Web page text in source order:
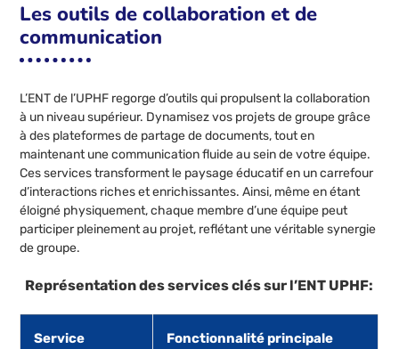
Les outils de collaboration et de
communication
L’ENT de l’UPHF regorge d’outils qui propulsent la collaboration
à un niveau supérieur. Dynamisez vos projets de groupe grâce
à des plateformes de partage de documents, tout en
maintenant une communication fluide au sein de votre équipe.
Ces services transforment le paysage éducatif en un carrefour
d’interactions riches et enrichissantes. Ainsi, même en étant
éloigné physiquement, chaque membre d’une équipe peut
participer pleinement au projet, reflétant une véritable synergie
de groupe.
Représentation des services clés sur l’ENT UPHF:
Service Fonctionnalité principale